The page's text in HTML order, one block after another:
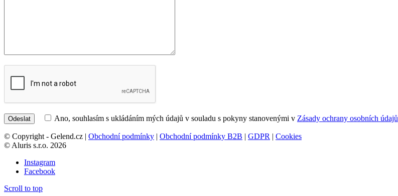
Ano, souhlasím s ukládáním mých údajů v souladu s pokyny stanovenými v Zásady ochrany osobních údajů
© Copyright - Gelend.cz | Obchodní podmínky | Obchodní podmínky B2B | GDPR | Cookies
© Aluris s.r.o. 2026
Instagram
Facebook
Scroll to top